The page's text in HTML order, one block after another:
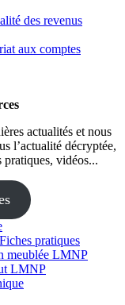
des revenus
aux comptes
actualités et nous
l’actualité décryptée,
pratiques, vidéos...
pratiques
meublée LMNP
LMNP